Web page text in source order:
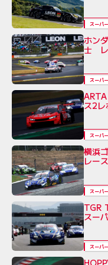
スーパ
ホン
士 レ
スーパ
ス2レ
スーパ
横浜
レー
スーパ
TGR
スー
スーパ